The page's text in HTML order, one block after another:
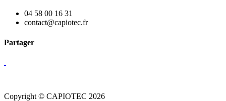
04 58 00 16 31
contact@capiotec.fr
Partager
Copyright © CAPIOTEC 2026